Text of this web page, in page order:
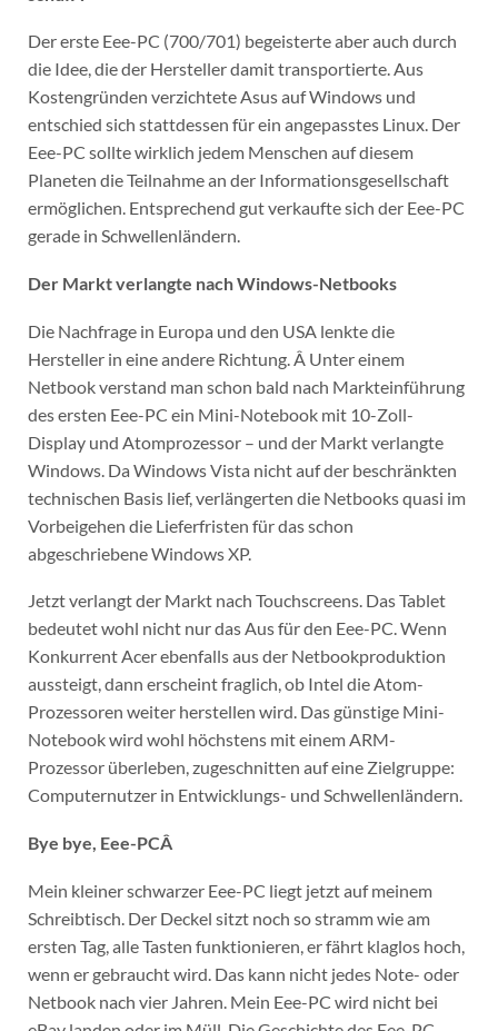
Der erste Eee-PC (700/701) begeisterte aber auch durch
die Idee, die der Hersteller damit transportierte. Aus
Kostengründen verzichtete Asus auf Windows und
entschied sich stattdessen für ein angepasstes Linux. Der
Eee-PC sollte wirklich jedem Menschen auf diesem
Planeten die Teilnahme an der Informationsgesellschaft
ermöglichen. Entsprechend gut verkaufte sich der Eee-PC
gerade in Schwellenländern.
Der Markt verlangte nach Windows-Netbooks
Die Nachfrage in Europa und den USA lenkte die
Hersteller in eine andere Richtung. Â Unter einem
Netbook verstand man schon bald nach Markteinführung
des ersten Eee-PC ein Mini-Notebook mit 10-Zoll-
Display und Atomprozessor – und der Markt verlangte
Windows. Da Windows Vista nicht auf der beschränkten
technischen Basis lief, verlängerten die Netbooks quasi im
Vorbeigehen die Lieferfristen für das schon
abgeschriebene Windows XP.
Jetzt verlangt der Markt nach Touchscreens. Das Tablet
bedeutet wohl nicht nur das Aus für den Eee-PC. Wenn
Konkurrent Acer ebenfalls aus der Netbookproduktion
aussteigt, dann erscheint fraglich, ob Intel die Atom-
Prozessoren weiter herstellen wird. Das günstige Mini-
Notebook wird wohl höchstens mit einem ARM-
Prozessor überleben, zugeschnitten auf eine Zielgruppe:
Computernutzer in Entwicklungs- und Schwellenländern.
Bye bye, Eee-PCÂ
Mein kleiner schwarzer Eee-PC liegt jetzt auf meinem
Schreibtisch. Der Deckel sitzt noch so stramm wie am
ersten Tag, alle Tasten funktionieren, er fährt klaglos hoch,
wenn er gebraucht wird. Das kann nicht jedes Note- oder
Netbook nach vier Jahren. Mein Eee-PC wird nicht bei